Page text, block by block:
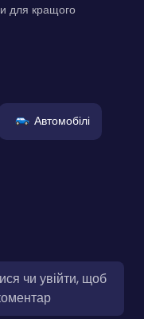
для кращого
Автомобілі
чи увійти, щоб